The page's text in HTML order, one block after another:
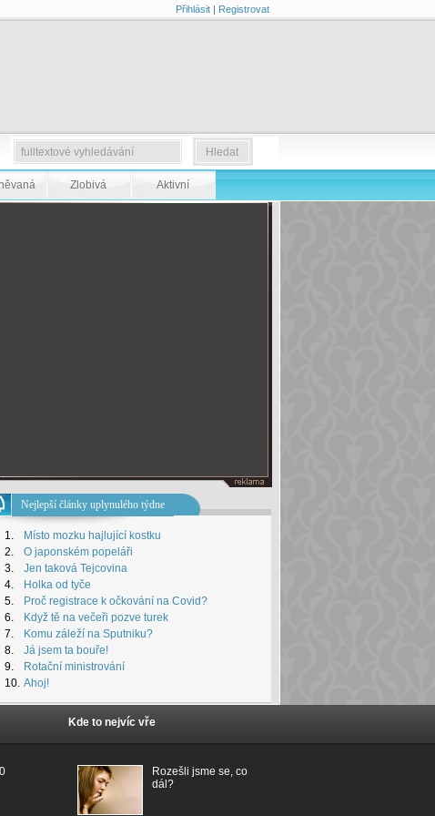
Přihlásit| Registrovat
Zlobivá Aktivní
Nejlepší články uplynulého týdne
1.
Místo mozku hajlující kostku
2.
O japonském popeláři
3.
Jen taková Tejcovina
4.
Holka od tyče
5.
Proč registrace k očkování na Covid?
6.
Když tě na večeři pozve turek
7.
Komu záleží na Sputniku?
8.
Já jsem ta bouře!
9.
Rotační ministrování
10. Ahoj!
Kde to nejvíc vře
Rozešli jsme se, co
dál?